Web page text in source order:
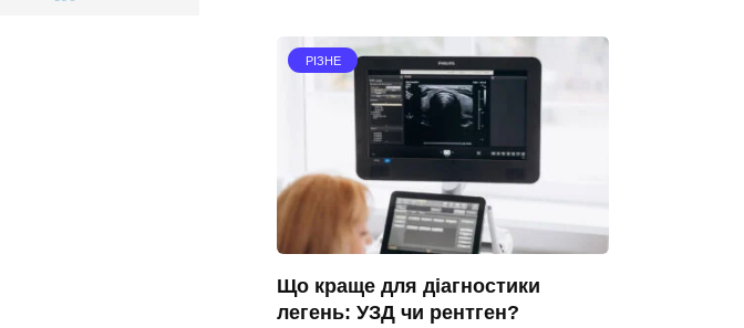
РІЗНЕ
Що краще для діагностики
легень: УЗД чи рентген?